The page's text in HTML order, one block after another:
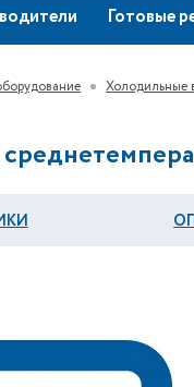
Готовые
Холодильные